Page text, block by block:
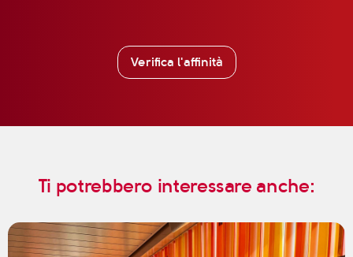
Verifica l'affinità
Ti potrebbero interessare anche: